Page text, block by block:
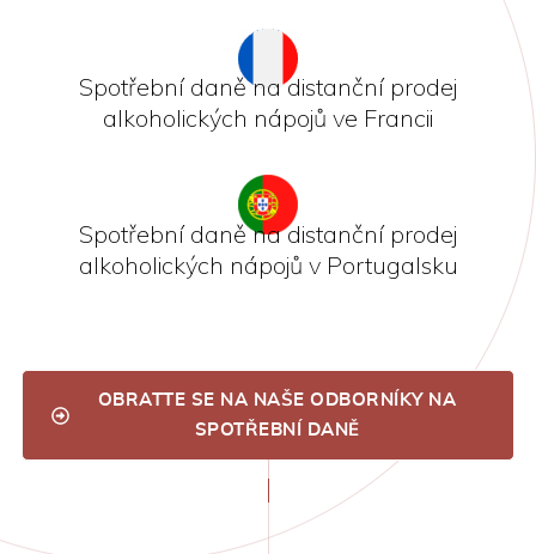
Spotřební daně na distanční prodej
alkoholických nápojů ve Francii
Spotřební daně na distanční prodej
alkoholických nápojů v Portugalsku
OBRATTE SE NA NAŠE ODBORNÍKY NA
SPOTŘEBNÍ DANĚ